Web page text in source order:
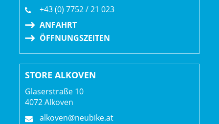
+43 (0) 7752 / 21 023
ANFAHRT
ÖFFNUNGSZEITEN
STORE ALKOVEN
Glaserstraße 10
4072 Alkoven
alkoven@neubike.at